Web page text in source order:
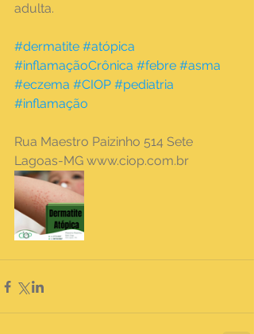
adulta.
#dermatite #atópica
#inflamaçãoCrônica #febre #asma
#eczema #CIOP #pediatria
#inflamação
Rua Maestro Paizinho 514 Sete
Lagoas-MG www.ciop.com.br